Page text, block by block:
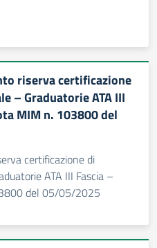
riserva certificazione
– Graduatorie ATA III
MIM n. 103800 del
certificazione di
ATA III Fascia –
del 05/05/2025